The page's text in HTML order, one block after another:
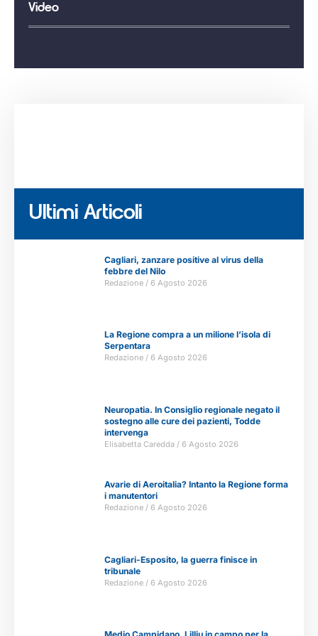
Video
Ultimi Articoli
Cagliari, zanzare positive al virus della
febbre del Nilo
Redazione 6 Agosto 2026
La Regione compra a un milione l’isola di
Serpentara
Redazione 6 Agosto 2026
Neuropatia. In Consiglio regionale negato il
sostegno alle cure dei pazienti, Todde
intervenga
Elisabetta Caredda 6 Agosto 2026
Avarie di Aeroitalia? Intanto la Regione forma
i manutentori
Redazione 6 Agosto 2026
Cagliari-Esposito, la guerra finisce in
tribunale
Redazione 6 Agosto 2026